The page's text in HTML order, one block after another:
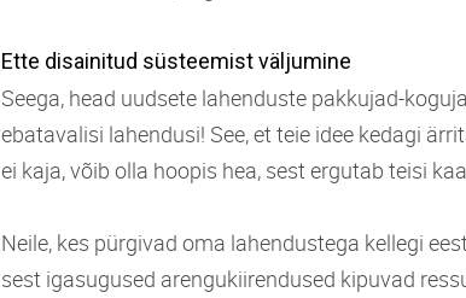
Ette disainitud süsteemist väljumine
Seega, head uudsete lahenduste pakkujad-
ebatavalisi lahendusi! See, et teie idee kedagi
ei kaja, võib olla hoopis hea, sest ergutab teisi
Neile, kes pürgivad oma lahendustega kellegi
sest igasugused arengukiirendused kipuvad